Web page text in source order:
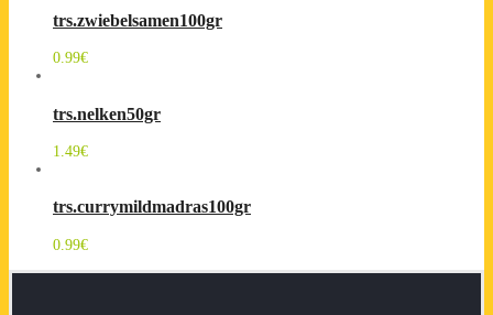
trs.zwiebelsamen100gr
0.99€
trs.nelken50gr
1.49€
trs.currymildmadras100gr
0.99€